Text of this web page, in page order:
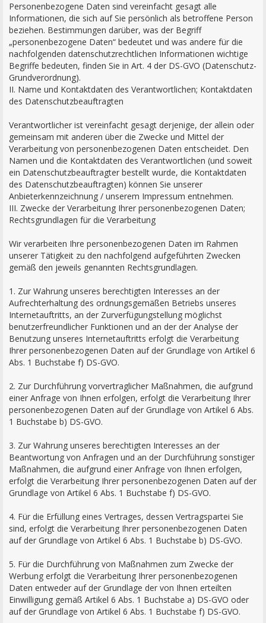
Personenbezogene Daten sind vereinfacht gesagt alle
Informationen, die sich auf Sie persönlich als betroffene Person
beziehen. Bestimmungen darüber, was der Begriff
„personenbezogene Daten“ bedeutet und was andere für die
nachfolgenden datenschutzrechtlichen Informationen wichtige
Begriffe bedeuten, finden Sie in Art. 4 der DS-GVO (Datenschutz-
Grundverordnung).
II. Name und Kontaktdaten des Verantwortlichen; Kontaktdaten
des Datenschutzbeauftragten
Verantwortlicher ist vereinfacht gesagt derjenige, der allein oder
gemeinsam mit anderen über die Zwecke und Mittel der
Verarbeitung von personenbezogenen Daten entscheidet. Den
Namen und die Kontaktdaten des Verantwortlichen (und soweit
ein Datenschutzbeauftragter bestellt wurde, die Kontaktdaten
des Datenschutzbeauftragten) können Sie unserer
Anbieterkennzeichnung / unserem Impressum entnehmen.
III. Zwecke der Verarbeitung Ihrer personenbezogenen Daten;
Rechtsgrundlagen für die Verarbeitung
Wir verarbeiten Ihre personenbezogenen Daten im Rahmen
unserer Tätigkeit zu den nachfolgend aufgeführten Zwecken
gemäß den jeweils genannten Rechtsgrundlagen.
1. Zur Wahrung unseres berechtigten Interesses an der
Aufrechterhaltung des ordnungsgemäßen Betriebs unseres
Internetauftritts, an der Zurverfügungstellung möglichst
benutzerfreundlicher Funktionen und an der der Analyse der
Benutzung unseres Internetauftritts erfolgt die Verarbeitung
Ihrer personenbezogenen Daten auf der Grundlage von Artikel 6
Abs. 1 Buchstabe f) DS-GVO.
2. Zur Durchführung vorvertraglicher Maßnahmen, die aufgrund
einer Anfrage von Ihnen erfolgen, erfolgt die Verarbeitung Ihrer
personenbezogenen Daten auf der Grundlage von Artikel 6 Abs.
1 Buchstabe b) DS-GVO.
3. Zur Wahrung unseres berechtigten Interesses an der
Beantwortung von Anfragen und an der Durchführung sonstiger
Maßnahmen, die aufgrund einer Anfrage von Ihnen erfolgen,
erfolgt die Verarbeitung Ihrer personenbezogenen Daten auf der
Grundlage von Artikel 6 Abs. 1 Buchstabe f) DS-GVO.
4. Für die Erfüllung eines Vertrages, dessen Vertragspartei Sie
sind, erfolgt die Verarbeitung Ihrer personenbezogenen Daten
auf der Grundlage von Artikel 6 Abs. 1 Buchstabe b) DS-GVO.
5. Für die Durchführung von Maßnahmen zum Zwecke der
Werbung erfolgt die Verarbeitung Ihrer personenbezogenen
Daten entweder auf der Grundlage der von Ihnen erteilten
Einwilligung gemäß Artikel 6 Abs. 1 Buchstabe a) DS-GVO oder
auf der Grundlage von Artikel 6 Abs. 1 Buchstabe f) DS-GVO.